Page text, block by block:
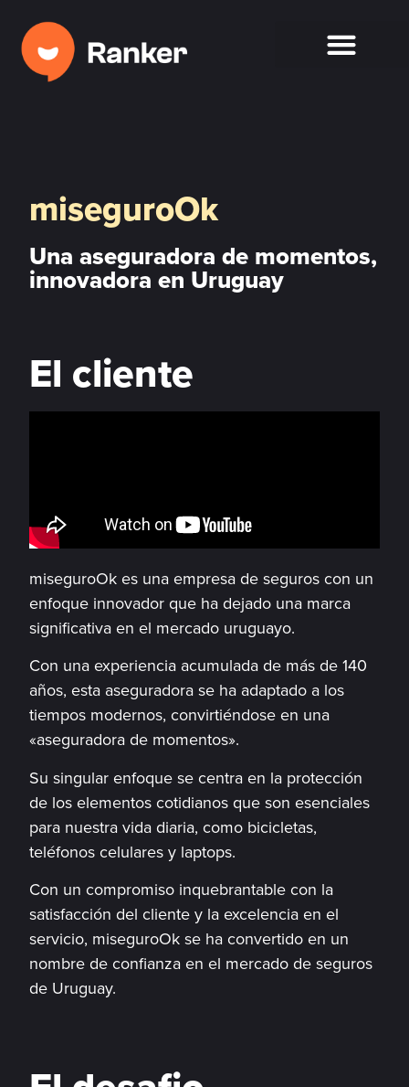
miseguroOk
Una aseguradora de momentos,
innovadora en Uruguay
El cliente
miseguroOk es una empresa de seguros con un
enfoque innovador que ha dejado una marca
significativa en el mercado uruguayo.
Con una experiencia acumulada de más de 140
años, esta aseguradora se ha adaptado a los
tiempos modernos, convirtiéndose en una
«aseguradora de momentos».
Su singular enfoque se centra en la protección
de los elementos cotidianos que son esenciales
para nuestra vida diaria, como bicicletas,
teléfonos celulares y laptops.
Con un compromiso inquebrantable con la
satisfacción del cliente y la excelencia en el
servicio, miseguroOk se ha convertido en un
nombre de confianza en el mercado de seguros
de Uruguay.